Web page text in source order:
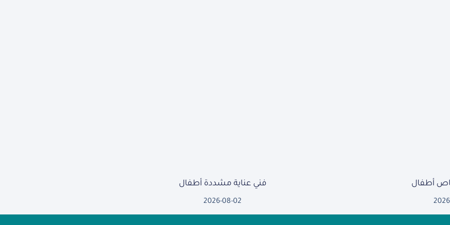
أطفال فني عناية مشددة أطفال
2026-08-02